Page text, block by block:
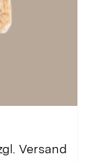
Versand